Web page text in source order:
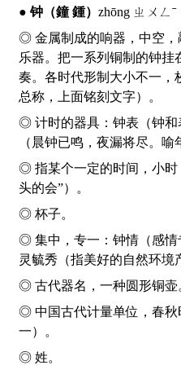
●钟 （鐘 鍾） zhōng ㄓㄨㄥˉ
◎ 金属制成的响器，中空
乐器。把一系列铜制的钟
奏。各时代形制大小不一，
总称，上面铭刻文字）。
◎ 计时的器具： 钟表（钟和
（晨钟已鸣，夜漏将尽。喻
◎ 指某个一定的时间，小时
头的会”）。
◎ 杯子。
◎ 集中，专一： 钟情（感情
灵毓秀（指美好的自然环境
◎ 古代器名，一种圆形铜壶
◎ 中国古代计量单位，春秋时齐国以十釜为“钟”（标准不
一）。
◎ 姓。